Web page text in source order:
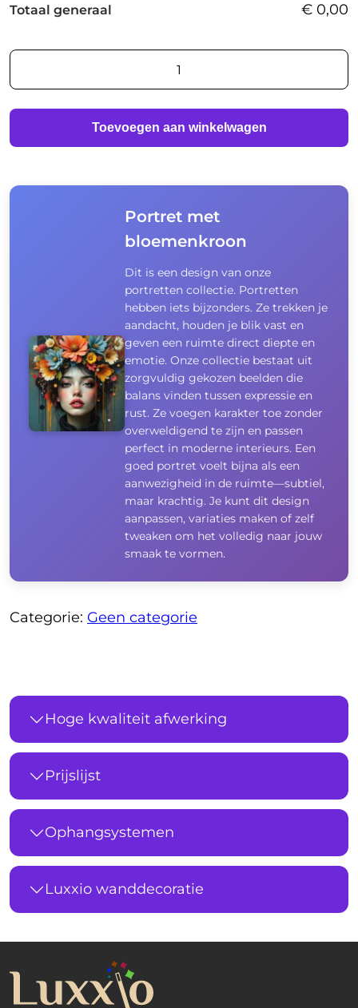
Totaal generaal € 0,00
AI
foto
Toevoegen aan winkelwagen
Portret met
bloemenkroon
Dit is een design van onze
portretten collectie. Portretten
hebben iets bijzonders. Ze trekken je
aandacht, houden je blik vast en
geven een ruimte direct diepte en
emotie. Onze collectie bestaat uit
zorgvuldig gekozen beelden die
balans vinden tussen expressie en
rust. Ze voegen karakter toe zonder
overweldigend te zijn en passen
perfect in moderne interieurs. Een
goed portret voelt bijna als een
aanwezigheid in de ruimte—subtiel,
maar krachtig. Je kunt dit design
aanpassen, variaties maken of zelf
tweaken om het volledig naar jouw
smaak te vormen.
Categorie: Geen categorie
Hoge kwaliteit afwerking
Prijslijst
Ophangsystemen
Luxxio wanddecoratie